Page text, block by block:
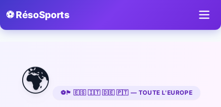
⚽ RésoSports
🌍 ⚽🏴󠁧󠁢󠁥󠁮󠁧󠁿 🇪🇸 🇮🇹 🇩🇪 🇵🇹 — TOUTE L'EUROPE